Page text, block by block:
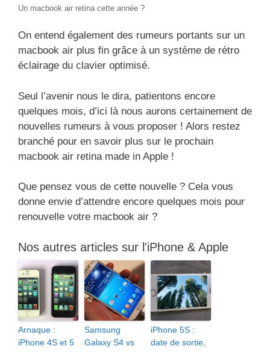
Un macbook air retina cette année ?
On entend également des rumeurs portants sur un
macbook air plus fin grâce à un système de rétro
éclairage du clavier optimisé.
Seul l’avenir nous le dira, patientons encore
quelques mois, d’ici là nous aurons certainement de
nouvelles rumeurs à vous proposer ! Alors restez
branché pour en savoir plus sur le prochain
macbook air retina made in Apple !
Que pensez vous de cette nouvelle ? Cela vous
donne envie d’attendre encore quelques mois pour
renouvelle votre macbook air ?
Nos autres articles sur l'iPhone & Apple
Arnaque :
iPhone 4S et 5
Samsung
Galaxy S4 vs
iPhone 5S :
date de sortie,